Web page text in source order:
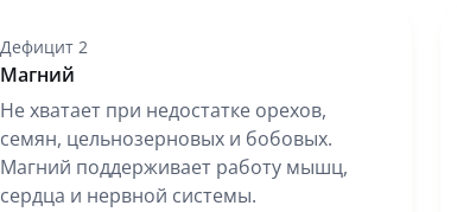
Дефицит 2
Магний
Не хватает при недостатке орехов,
семян, цельнозерновых и бобовых.
Магний поддерживает работу мышц,
сердца и нервной системы.